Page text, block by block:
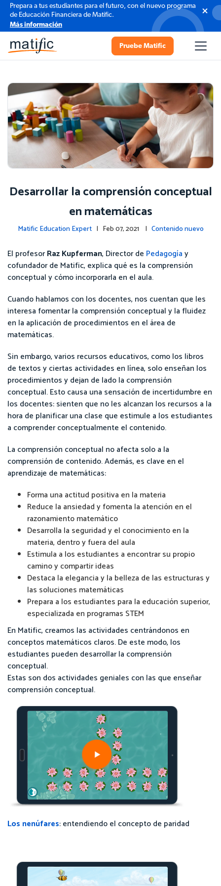
Prepara a tus estudiantes para el futuro, con el nuevo programa
de Educación Financiera de Matific.
Más información
Pruebe Matific
Desarrollar la comprensión conceptual
en matemáticas
Matific Education Expert| Feb 07, 2021 | Contenido nuevo
El profesorRaz Kupferman, Director de Pedagogíay
cofundador de Matific, explica qué es la comprensión
conceptual y cómo incorporarla en el aula.
Cuando hablamos con los docentes, nos cuentan que les
interesa fomentar la comprensión conceptual y la fluidez
en la aplicación de procedimientos en el área de
matemáticas.
Sin embargo, varios recursos educativos, como los libros
de textos y ciertas actividades en línea, solo enseñan los
procedimientos y dejan de lado la comprensión
conceptual. Esto causa una sensación de incertidumbre en
los docentes: sienten que no les alcanzan los recursos a la
hora de planificar una clase que estimule a los estudiantes
a comprender conceptualmente el contenido.
La comprensión conceptual no afecta solo a la
comprensión de contenido. Además, es clave en el
aprendizaje de matemáticas:
Forma una actitud positiva en la materia
Reduce la ansiedad y fomenta la atención en el
razonamiento matemático
Desarrolla la seguridad y el conocimiento en la
materia, dentro y fuera del aula
Estimula a los estudiantes a encontrar su propio
camino y compartir ideas
Destaca la elegancia y la belleza de las estructuras y
las soluciones matemáticas
Prepara a los estudiantes para la educación superior,
especializada en programas STEM
En Matific, creamos las actividades centrándonos en
conceptos matemáticos claros. De este modo, los
estudiantes pueden desarrollar la comprensión
conceptual.
Estas son dos actividades geniales con las que enseñar
comprensión conceptual.
Los nenúfares: entendiendo el concepto de paridad